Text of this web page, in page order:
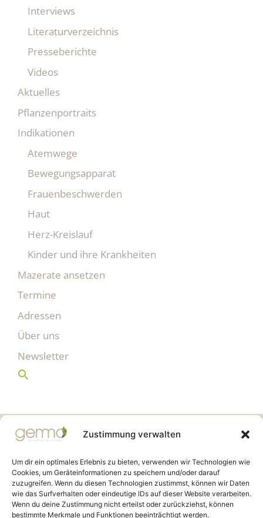
Zustimmung verwalten
Um dir ein optimales Erlebnis zu bieten, verwenden wir Technologien wie
Cookies, um Geräteinformationen zu speichern und/oder darauf
zuzugreifen. Wenn du diesen Technologien zustimmst, können wir Daten
wie das Surfverhalten oder eindeutige IDs auf dieser Website verarbeiten.
Wenn du deine Zustimmung nicht erteilst oder zurückziehst, können
bestimmte Merkmale und Funktionen beeinträchtigt werden.
Interviews
Literaturverzeichnis
Presseberichte
Videos
Aktuelles
Pflanzenportraits
Indikationen
Atemwege
Bewegungsapparat
Frauenbeschwerden
Haut
Herz-Kreislauf
Kinder und ihre Krankheiten
Mazerate ansetzen
Termine
Adressen
Über uns
Newsletter
Gemmo Community
Birkenstr. 7
CH-6003 Luzern
info@gemmo.de
info@gemmo-community.at